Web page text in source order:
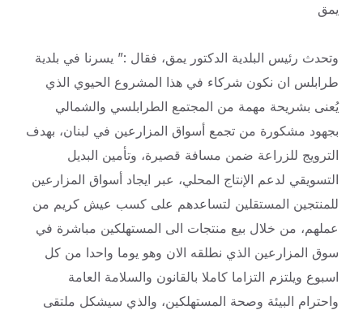
يمق
وتحدث رئيس البلدية الدكتور يمق، فقال :” يسرنا في بلدية
طرابلس ان نكون شركاء في هذا المشروع الحيوي الذي
يُعنى بشريحة مهمة من المجتمع الطرابلسي والشمالي
بجهود مشكورة من تجمع أسواق المزارعين في لبنان، بهدف
الترويج للزراعة ضمن مسافة قصيرة، وتأمين البديل
التسويقي لدعم الإنتاج المحلي، عبر ايجاد أسواق المزارعين
للمنتجين المستقلين لتساعدهم على كسب عيش كريم من
عملهم، من خلال بيع منتجات الى المستهلكين مباشرة في
سوق المزارعين الذي نطلقه الان وهو يوما واحدا من كل
اسبوع ويلتزم التزاما كاملا بالقانون والسلامة العامة
واحترام البيئة وصحة المستهلكين، والذي سيشكل ملتقى